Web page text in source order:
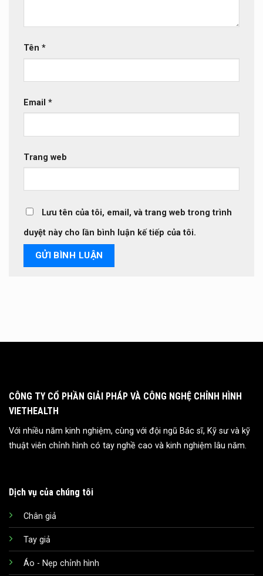
Tên *
Email *
Trang web
Lưu tên của tôi, email, và trang web trong trình
duyệt này cho lần bình luận kế tiếp của tôi.
CÔNG TY CỔ PHẦN GIẢI PHÁP VÀ CÔNG NGHỆ CHỈNH HÌNH
VIETHEALTH
Với nhiều năm kinh nghiệm, cùng với đội ngũ Bác sĩ, Kỹ sư và kỹ
thuật viên chỉnh hình có tay nghề cao và kinh nghiệm lâu năm.
Dịch vụ của chúng tôi
Chân giả
Tay giả
Áo - Nẹp chỉnh hình